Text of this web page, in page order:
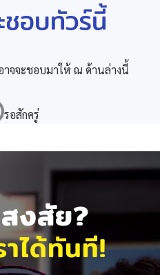
อบทัวร์นี้
าจจะชอบมาให้ ณ ด้านล่างนี้
งสัย?
ได้ทันที!